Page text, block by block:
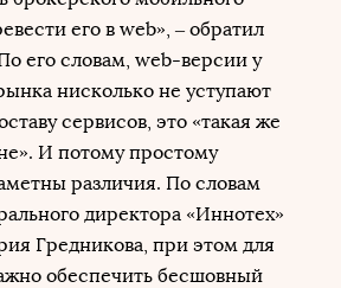
его в web», – обратил
его словам, web-версии у
нисколько не уступают
сервисов, это «такая же
И потому простому
различия. По словам
директора «Иннотех»
Гредникова, при этом для
обеспечить бесшовный